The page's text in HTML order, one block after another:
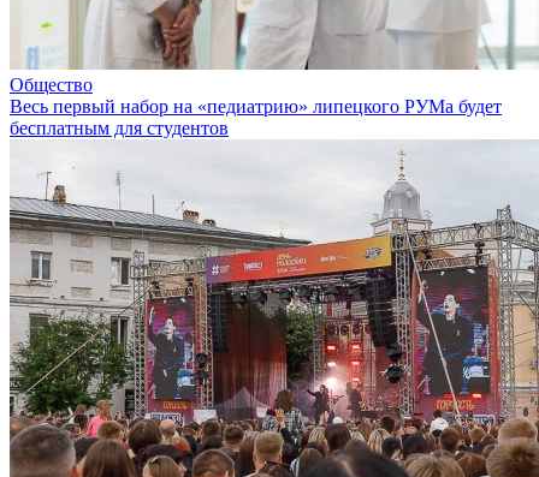
Общество
Весь первый набор на «педиатрию» липецкого РУМа будет
бесплатным для студентов